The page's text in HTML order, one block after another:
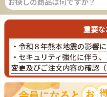
重要
・ 令和８年熊本地震の影響
・ セキュリティ強化に伴う
変更及びご注文内容の確認